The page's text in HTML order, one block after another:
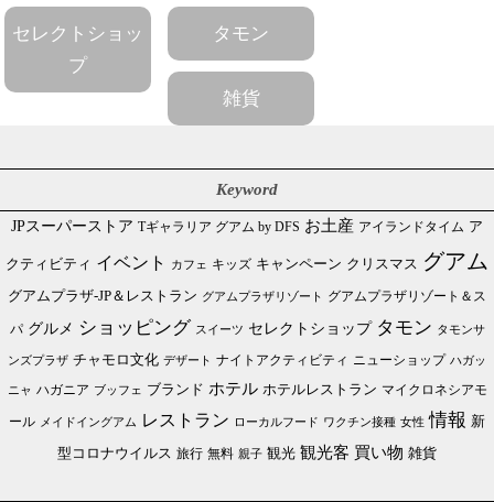
セレクトショッ
プ
タモン
雑貨
Keyword
JPスーパーストア Tギャラリア グアム by DFS お土産 アイランドタイム ア
クティビティ イベント カフェ キッズ キャンペーン クリスマス グアム
グアムプラザ-JP＆レストラン グアムプラザリゾート グアムプラザリゾート＆ス
パ グルメ ショッピング スイーツ セレクトショップ タモン タモンサ
ンズプラザ チャモロ文化 デザート ナイトアクティビティ ニューショップ ハガッ
ニャ ハガニア ブッフェ ブランド ホテル ホテルレストラン マイクロネシアモ
ール メイドイングアム レストラン ローカルフード ワクチン接種 女性 情報 新
型コロナウイルス 旅行 無料 親子 観光 観光客 買い物 雑貨